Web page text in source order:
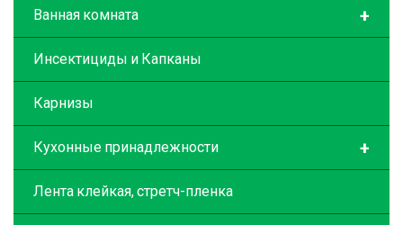
+
Ванная комната
Инсектициды и Капканы
Карнизы
+
Кухонные принадлежности
Лента клейкая, стретч-пленка